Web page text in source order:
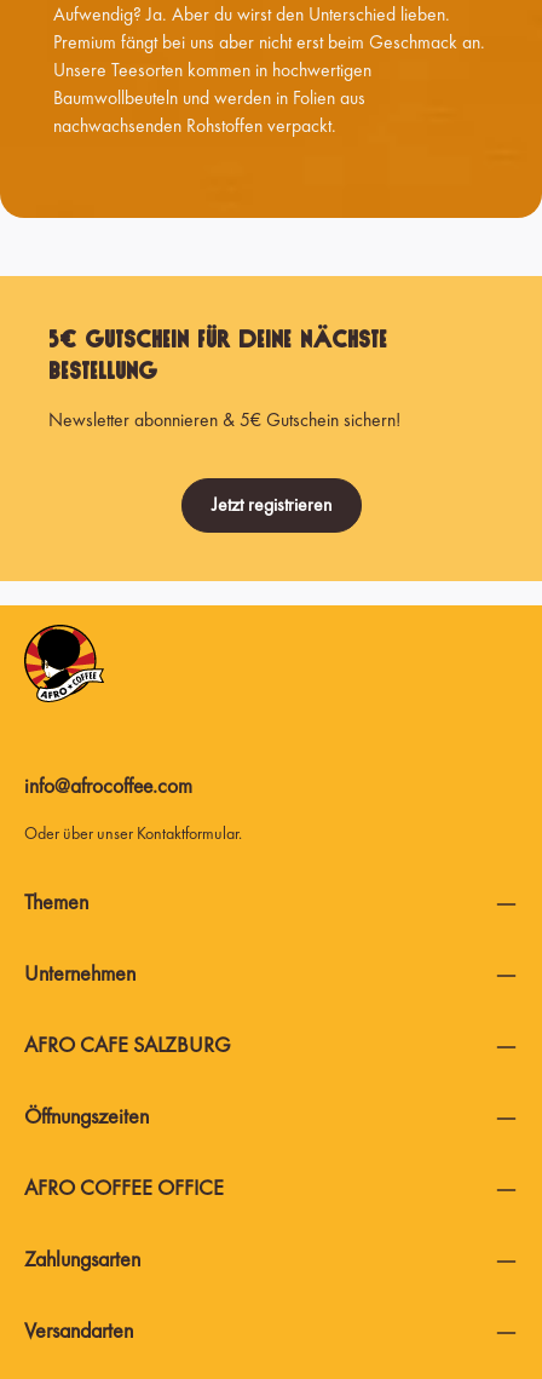
Aufwendig? Ja. Aber du wirst den Unterschied lieben.
Premium fängt bei uns aber nicht erst beim Geschmack an.
Unsere Teesorten kommen in hochwertigen
Baumwollbeuteln und werden in Folien aus
nachwachsenden Rohstoffen verpackt.
5€ Gutschein für Deine nächste
Bestellung
Newsletter abonnieren & 5€ Gutschein sichern!
Jetzt registrieren
info@afrocoffee.com
Oder über unser Kontaktformular.
AFRO COFFEE OFFICE
AFRO CAFE SALZBURG
Zahlungsarten
Themen
Unternehmen
Öffnungszeiten
Versandarten